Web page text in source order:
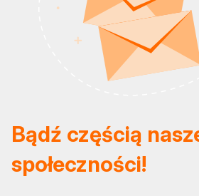
Bądź częścią
społeczności!